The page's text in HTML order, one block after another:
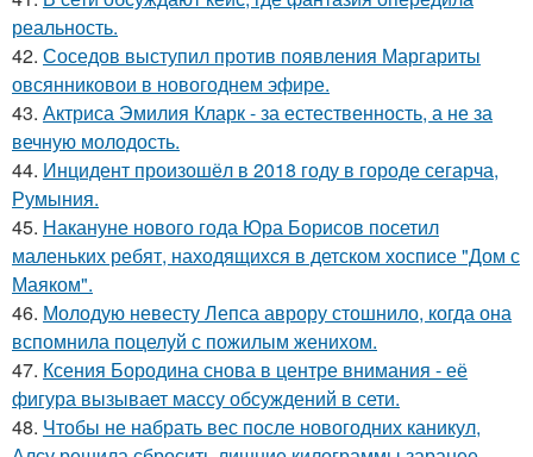
реальность.
42. Соседов выступил против появления Маргариты
овсянниковои в новогоднем эфире.
43. Актриса Эмилия Кларк - за естественность, а не за
вечную молодость.
44. Инцидент произошёл в 2018 году в городе сегарча,
Румыния.
45. Накануне нового года Юра Борисов посетил
маленьких ребят, находящихся в детском хосписе "Дом с
Маяком".
46. Молодую невесту Лепса аврору стошнило, когда она
вспомнила поцелуй с пожилым женихом.
47. Ксения Бородина снова в центре внимания - её
фигура вызывает массу обсуждений в сети.
48. Чтобы не набрать вес после новогодних каникул,